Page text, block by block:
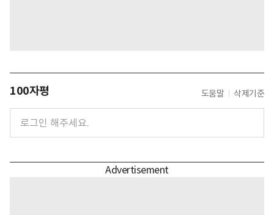
100자평 도움말 삭제기준